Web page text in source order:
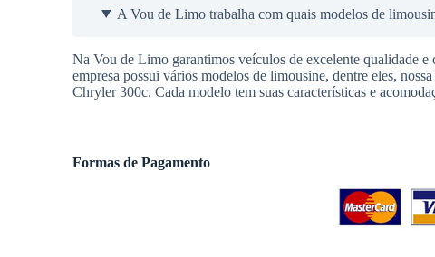
A Vou de Limo trabalha com quais modelos de
Na Vou de Limo garantimos veículos de excelente qualidade
empresa possui vários modelos de limousine, dentre eles,
Chryler 300c. Cada modelo tem suas características e
Formas de Pagamento